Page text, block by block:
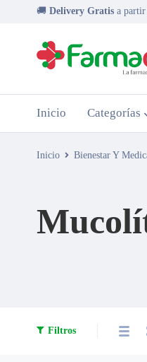
🚚 Delivery Gratis a
Inicio Categorías
Inicio Bienestar Y
Filtros